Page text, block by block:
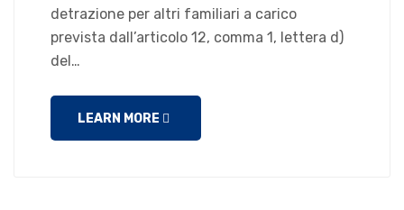
detrazione per altri familiari a carico
prevista dall’articolo 12, comma 1, lettera d)
del…
LEARN MORE